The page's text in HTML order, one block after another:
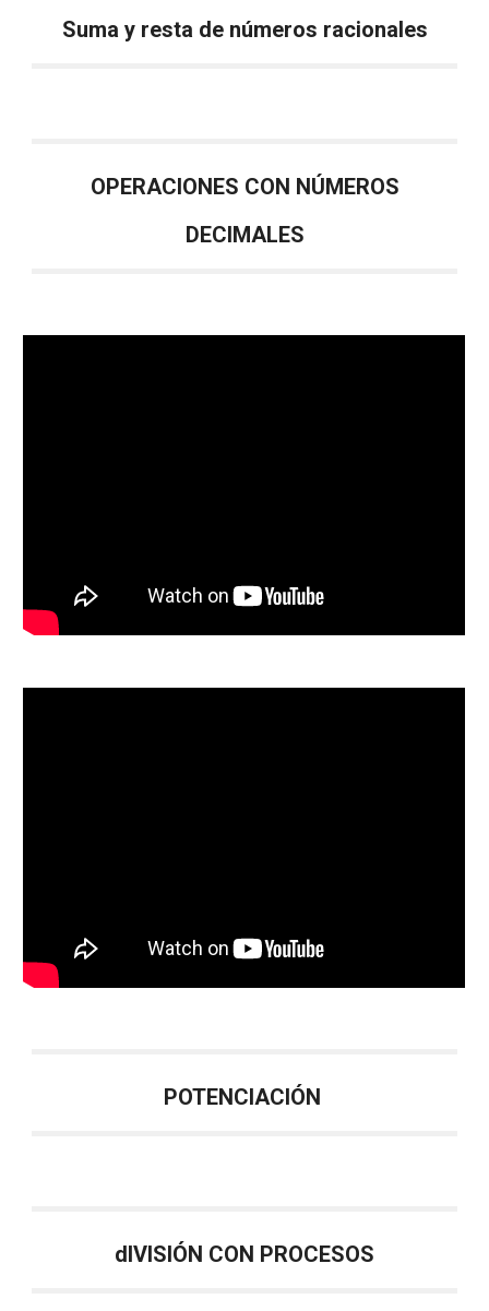
Suma y resta de números racionales
OPERACIONES CON NÚMEROS
DECIMALES
POTENCIACIÓN
dIVISIÓN CON PROCESOS